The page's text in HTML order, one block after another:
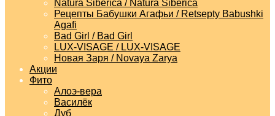
Natura Siberica / Natura Siberica
Рецепты Бабушки Агафьи / Retsepty Babushki
Agafi
Bad Girl / Bad Girl
LUX-VISAGE / LUX-VISAGE
Новая Заря / Novaya Zarya
Акции
Фито
Алоэ-вера
Василёк
Дуб